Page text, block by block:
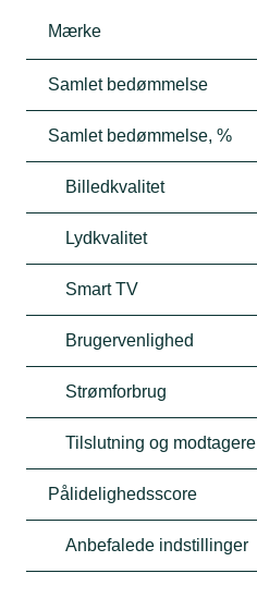
Mærke
Samlet bedømmelse
Samlet bedømmelse, %
Billedkvalitet
Lydkvalitet
Smart TV
Brugervenlighed
Strømforbrug
Tilslutning og modtagere
Pålidelighedsscore
Anbefalede indstillinger